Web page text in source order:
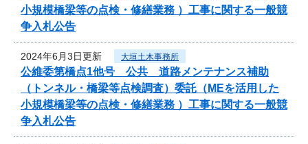
小規模橋梁等の点検・修繕業務 ）工事に関する一般競
争入札公告
2024年6月3日更新 大垣土木事務所
公維委第橋点1他号 公共 道路メンテナンス補助
（トンネル・橋梁等点検調査）委託（MEを活用した
小規模橋梁等の点検・修繕業務 ）工事に関する一般競
争入札公告